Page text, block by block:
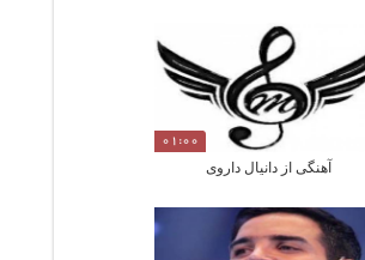
01:00
آهنگی از دانیال داروی